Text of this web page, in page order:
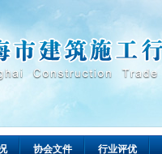
协会文件 行业评优